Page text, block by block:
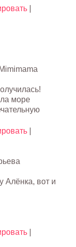
Mimimama
море
Алёнка, вот и